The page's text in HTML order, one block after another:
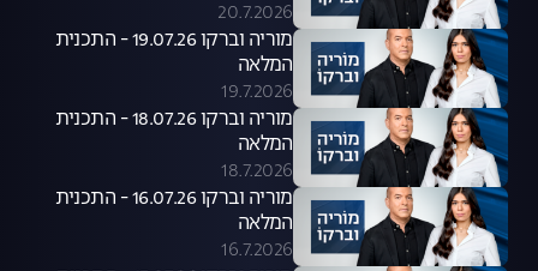
20.7.2026
מוריה וברקו 19.07.26 - התכנית
המלאה
19.7.2026
מוריה וברקו 18.07.26 - התכנית
המלאה
18.7.2026
מוריה וברקו 16.07.26 - התכנית
המלאה
16.7.2026